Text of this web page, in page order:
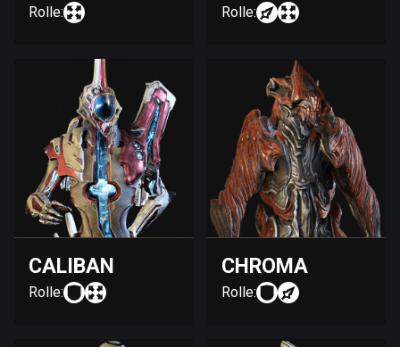
Rolle: Rolle:
CALIBAN
Rolle:
CHROMA
Rolle: